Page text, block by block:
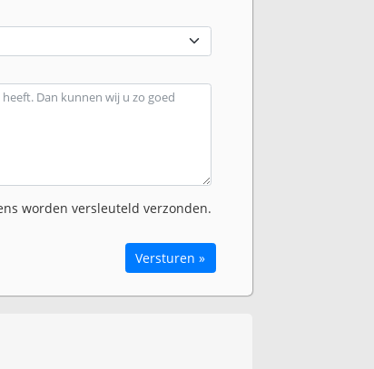
worden versleuteld verzonden.
Versturen »